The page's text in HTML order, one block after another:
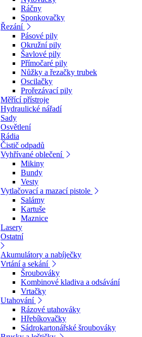
Ráčny
Sponkovačky
Řezání
Pásové pily
Okružní pily
Šavlové pily
Přímočaré pily
Nůžky a řezačky trubek
Oscilačky
Prořezávací pily
Měřící přístroje
Hydraulické nářadí
Sady
Osvětlení
Rádia
Čistič odpadů
Vyhřívané oblečení
Mikiny
Bundy
Vesty
Vytlačovací a mazací pistole
Salámy
Kartuše
Maznice
Lasery
Ostatní
Akumulátory a nabíječky
Vrtání a sekání
Šroubováky
Kombinové kladiva a odsávání
Vrtačky
Utahování
Rázové utahováky
Hřebíkovačky
Sádrokartonářské šroubováky